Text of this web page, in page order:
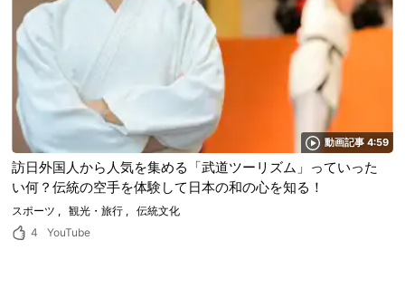
動画記事 4:59
訪日外国人から人気を集める「武道ツーリズム」っていった
い何？伝統の空手を体験して日本の和の心を知る！
スポーツ 観光・旅行
伝統文化
4
YouTube